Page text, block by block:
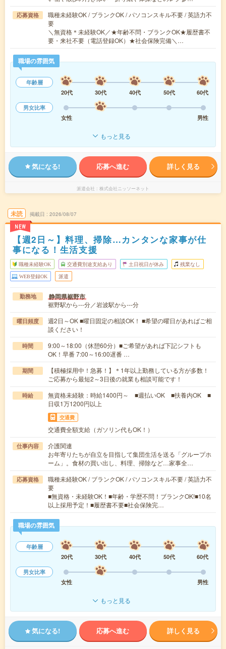
応募資格
職種未経験OK / ブランクOK / パソコンスキル不要 / 英語力不
要
＼無資格＊未経験OK／★年齢不問・ブランクOK★履歴書不
要・来社不要（電話登録OK）★社会保険完備＼…
職場の雰囲気
年齢層
20代
30代 40代 50代
60代
男女比率
女性
男性
もっと見る
気になる! 応募へ進む 詳しく見る
派遣会社 株式会社ニッソーネット
未読
NEW
掲載日 2026/08/07
【週2日～】料理、掃除…カンタンな家事が仕
事になる！生活支援
職種未経験OK 交通費別途支給あり 土日祝日が休み 残業なし
WEB登録OK 派遣
勤務地 静岡県裾野市
裾野駅から---分／岩波駅から---分
曜日頻度
週2日～OK ■曜日固定の相談OK！ ■希望の曜日があればご相
談ください！
時間
9:00～18:00（休憩60分）■ご希望があれば下記シフトも
OK！早番 7:00～16:00遅番 …
期間
【積極採用中！急募！】＊1年以上勤務している方が多数！
ご応募から最短2～3日後の就業も相談可能です！
時給
無資格未経験：時給1400円～ ■週払いOK ■扶養内OK ■
日収1万1200円以上
交通費
交通費全額支給（ガソリン代もOK！）
仕事内容
介護関連
お年寄りたちが自立を目指して集団生活を送る「グループホ
ーム」。食材の買い出し、料理、掃除など…家事全…
応募資格
職種未経験OK / ブランクOK / パソコンスキル不要 / 英語力不
要
■無資格・未経験OK！■年齢・学歴不問！ブランクOK!■10名
以上採用予定！■履歴書不要■社会保険完…
職場の雰囲気
年齢層
20代
30代 40代 50代
60代
男女比率
女性
男性
もっと見る
気になる! 応募へ進む 詳しく見る